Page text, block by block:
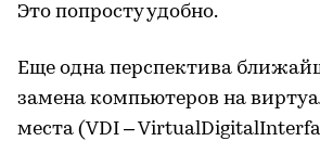
Это попросту удобно.
Еще одна перспектива
замена компьютеров на
места (VDI –